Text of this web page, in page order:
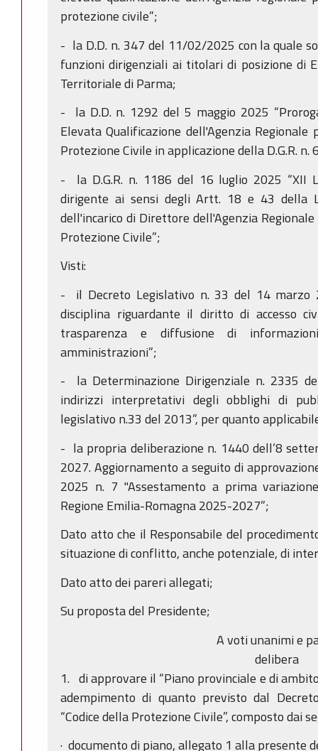
protezione civile”;
- la D.D. n. 347 del 11/02/2025 con la quale
funzioni dirigenziali ai titolari di posizione di
Territoriale di Parma;
- la D.D. n. 1292 del 5 maggio 2025
Elevata Qualificazione dell'Agenzia
Protezione Civile in applicazione della D.G.R. n.
- la D.G.R. n. 1186 del 16 luglio 2025 “XII
dirigente ai sensi degli Artt. 18 e 43 della
dell'incarico di Direttore dell'Agenzia
Protezione Civile”;
Visti:
- il Decreto Legislativo n. 33 del 14 marzo
disciplina riguardante il diritto di accesso
trasparenza e diffusione di
amministrazioni”;
- la Determinazione Dirigenziale n. 2335
indirizzi interpretativi degli obblighi di
legislativo n.33 del 2013”, per quanto
- la propria deliberazione n. 1440 dell’8
2027. Aggiornamento a seguito di
2025 n. 7 "Assestamento a prima
Regione Emilia-Romagna 2025-2027”;
Dato atto che il Responsabile del
situazione di conflitto, anche potenziale, di
Dato atto dei pareri allegati;
Su proposta del Presidente;
A voti unanimi e
delibera
1. di approvare il “Piano provinciale e di
adempimento di quanto previsto dal
“Codice della Protezione Civile”, composto dai
· documento di piano, allegato 1 alla presente